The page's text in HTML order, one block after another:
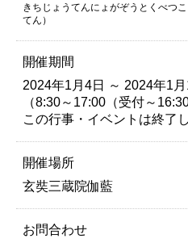
きちじょうてんにょがぞうとくべつ
てん）
開催期間
2024年1月4日 ～ 2024年1月
（8:30～17:00（受付～16:30
この行事・イベントは終了
開催場所
玄奘三蔵院伽藍
お問合わせ